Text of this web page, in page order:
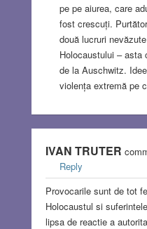
pe pe aiurea, care
fost crescuți.
două lucruri
Holocaustului – asta
de la Auschwitz.
violența extremă pe
IVAN TRUTER
Reply
Provocarile sunt de tot
Holocaustul si
lipsa de reactie a